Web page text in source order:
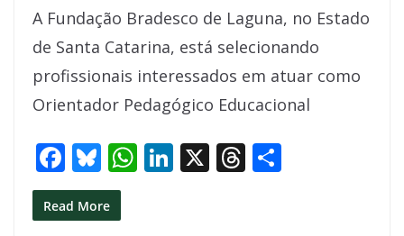
e
b
o
o
k
e
sk
y
at
s
A
p
p
k
e
dI
n
re
a
d
s
ar
e
A Fundação Bradesco de Laguna, no Estado
de Santa Catarina, está selecionando
profissionais interessados em atuar como
Orientador Pedagógico Educacional
F
ac
e
Bl
u
e
W Li X T
Read More